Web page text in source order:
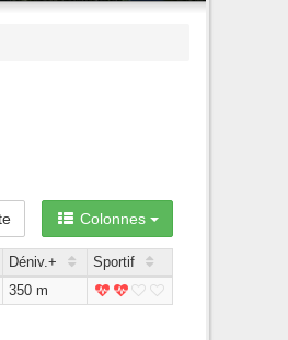
Colonnes
Déniv.+
Sportif
350 m